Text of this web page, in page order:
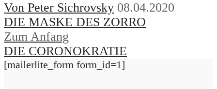
Von Peter Sichrovsky 08.04.2020
DIE MASKE DES ZORRO
Zum Anfang
DIE CORONOKRATIE
[mailerlite_form form_id=1]